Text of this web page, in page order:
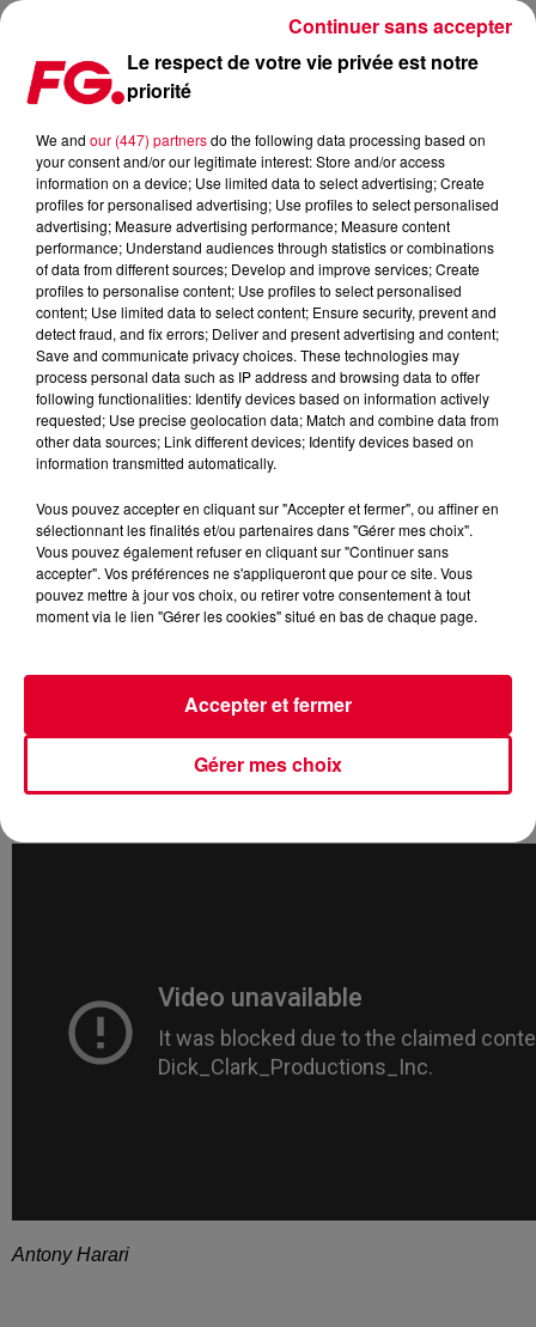
ZEDD ET MAREN MORRIS JOUENT EN LIVE THE MIDDLE ! (VIDÉO)
Publié : 3 juin 2018 à 10h30 par La rédaction
AvecThe Middle , le DJ allemand a signé un nouveau
ce n’est que très récemment queZedda commencé à le
jouer en live en compagnie deMaren Morris,
du titre et du duo américain
tous réunis sur la scène des derniersBillboard Music
Awards, une cérémonie où les récompenses électro sont
Antony Harari
Le respect de votre vie privée est notre
priorité
We and our (447) partnersdo the following data processing based on
your consent and/or our legitimate interest: Store and/or access
information on a device; Use limited data to select advertising; Create
profiles for personalised advertising; Use profiles to select personalised
advertising; Measure advertising performance; Measure content
performance; Understand audiences through statistics or combinations
of data from different sources; Develop and improve services; Create
profiles to personalise content; Use profiles to select personalised
content; Use limited data to select content; Ensure security, prevent and
detect fraud, and fix errors; Deliver and present advertising and content;
Save and communicate privacy choices. These technologies may
process personal data such as IP address and browsing data to offer
following functionalities: Identify devices based on information actively
requested; Use precise geolocation data; Match and combine data from
other data sources; Link different devices; Identify devices based on
information transmitted automatically.
Vous pouvez accepter en cliquant sur "Accepter et fermer", ou affiner en
sélectionnant les finalités et/ou partenaires dans "Gérer mes choix".
Vous pouvez également refuser en cliquant sur "Continuer sans
accepter". Vos préférences ne s'appliqueront que pour ce site. Vous
pouvez mettre à jour vos choix, ou retirer votre consentement à tout
moment via le lien "Gérer les cookies" situé en bas de chaque page.
Gérer mes choix
Accepter et fermer
Continuer sans accepter